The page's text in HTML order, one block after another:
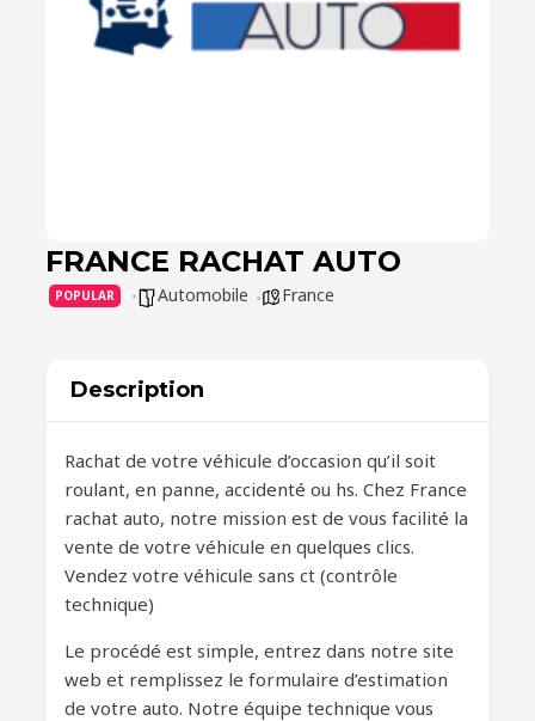
FRANCE RACHAT AUTO
POPULAR Automobile France
Description
Rachat de votre véhicule d’occasion qu’il soit
roulant, en panne, accidenté ou hs. Chez France
rachat auto, notre mission est de vous facilité la
vente de votre véhicule en quelques clics.
Vendez votre véhicule sans ct (contrôle
technique)
Le procédé est simple, entrez dans notre site
web et remplissez le formulaire d’estimation
de votre auto. Notre équipe technique vous